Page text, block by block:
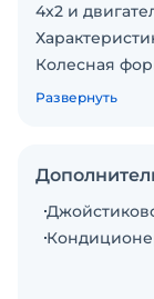
4x2 и
Колесная
Снаряженная
Модель
Мощность
Развернуть